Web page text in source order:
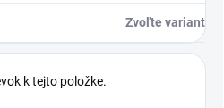
Zvoľte variant
k tejto položke.